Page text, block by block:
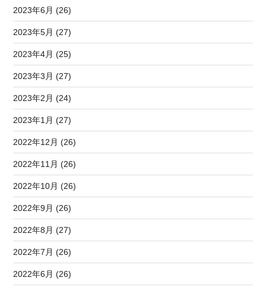
2023年6月 (26)
2023年5月 (27)
2023年4月 (25)
2023年3月 (27)
2023年2月 (24)
2023年1月 (27)
2022年12月 (26)
2022年11月 (26)
2022年10月 (26)
2022年9月 (26)
2022年8月 (27)
2022年7月 (26)
2022年6月 (26)